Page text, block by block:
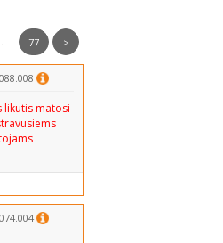
77 >
likutis matosi